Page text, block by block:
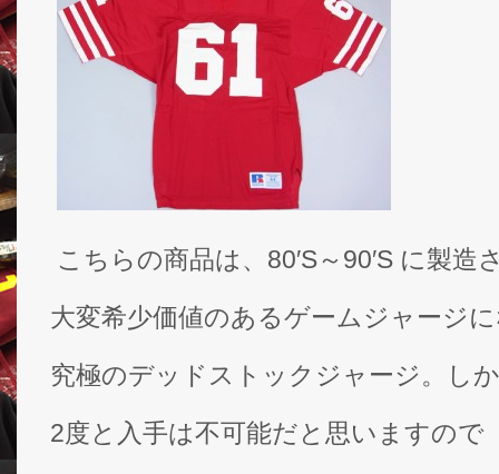
こちらの商品は、80′S～90′S に製造
大変希少価値のあるゲームジャージ
究極のデッドストックジャージ。し
2度と入手は不可能だと思いますので